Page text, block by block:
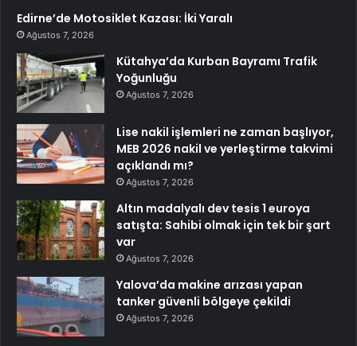
Edirne’de Motosiklet Kazası: İki Yaralı
Ağustos 7, 2026
Kütahya’da Kurban Bayramı Trafik
Yoğunluğu
Ağustos 7, 2026
Lise nakil işlemleri ne zaman başlıyor,
MEB 2026 nakil ve yerleştirme takvimi
açıklandı mı?
Ağustos 7, 2026
Altın madalyalı dev tesis 1 euroya
satışta: Sahibi olmak için tek bir şart
var
Ağustos 7, 2026
Yalova’da makine arızası yapan
tanker güvenli bölgeye çekildi
Ağustos 7, 2026